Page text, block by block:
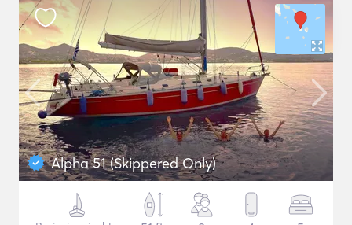
Alpha 51 (Skippered Only)